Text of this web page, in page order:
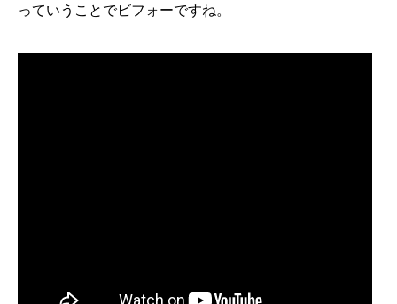
っていうことでビフォーですね。